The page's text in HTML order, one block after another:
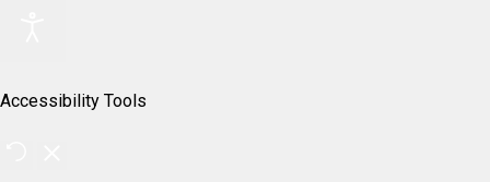
Accessibility Tools